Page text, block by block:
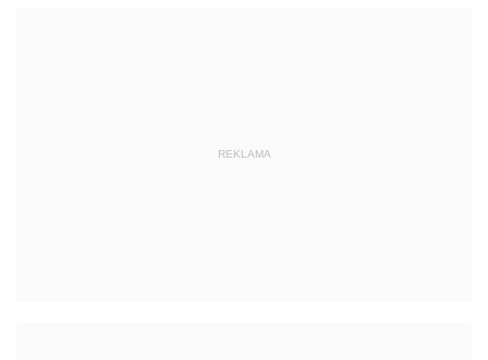
REKLAMA